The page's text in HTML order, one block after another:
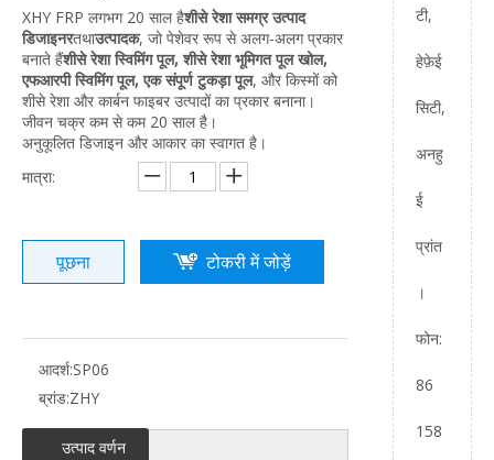
XHY FRP लगभग 20 साल हैशीसे रेशा समग्र उत्पाद
डिजाइनरतथाउत्पादक, जो पेशेवर रूप से अलग-अलग प्रकार
बनाते हैंशीसे रेशा स्विमिंग पूल, शीसे रेशा भूमिगत पूल खोल,
एफआरपी स्विमिंग पूल, एक संपूर्ण टुकड़ा पूल, और किस्मों को
शीसे रेशा और कार्बन फाइबर उत्पादों का प्रकार बनाना।
जीवन चक्र कम से कम 20 साल है।
अनुकूलित डिजाइन और आकार का स्वागत है।
मात्रा:
पूछना टोकरी में जोड़ें
आदर्श:SP06
ब्रांड:ZHY
उत्पाद वर्णन
टी,
हेफ़ेई
सिटी,
अनहु
ई
प्रांत
।
फोन:
86
158